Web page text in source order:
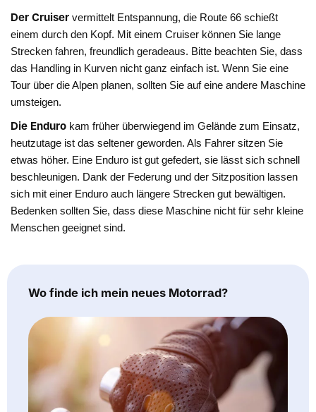
Der Cruiser vermittelt Entspannung, die Route 66 schießt
einem durch den Kopf. Mit einem Cruiser können Sie lange
Strecken fahren, freundlich geradeaus. Bitte beachten Sie, dass
das Handling in Kurven nicht ganz einfach ist. Wenn Sie eine
Tour über die Alpen planen, sollten Sie auf eine andere Maschine
umsteigen.
Die Enduro kam früher überwiegend im Gelände zum Einsatz,
heutzutage ist das seltener geworden. Als Fahrer sitzen Sie
etwas höher. Eine Enduro ist gut gefedert, sie lässt sich schnell
beschleunigen. Dank der Federung und der Sitzposition lassen
sich mit einer Enduro auch längere Strecken gut bewältigen.
Bedenken sollten Sie, dass diese Maschine nicht für sehr kleine
Menschen geeignet sind.
Wo finde ich mein neues Motorrad?